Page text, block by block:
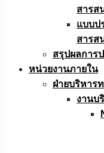
สารส
แบบป
สารส
สรุปผลการ
หน่วยงานภายใน
ฝ่ายบริหาร
งานบ